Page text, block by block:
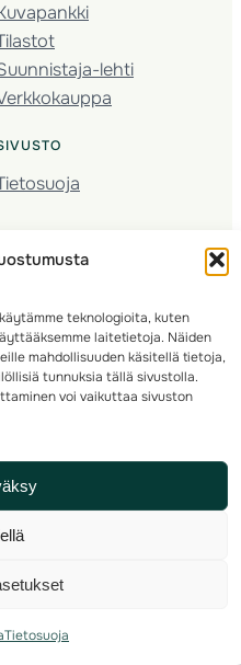
teknologioita, kuten
laitetietoja. Näiden
mahdollisuuden käsitellä tietoja,
tunnuksia tällä sivustolla.
voi vaikuttaa sivuston
Tietosuoja
lehti
10, 00380 Helsinki, Finland
: rastilippu(a)suunnistusliitto.fi
:::Rastilipun ohjeet